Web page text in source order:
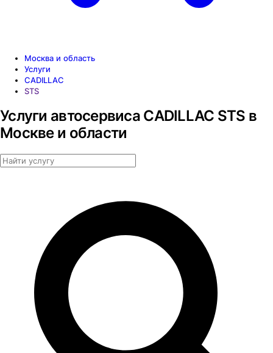
Москва и область
Услуги
CADILLAC
STS
Услуги автосервиса CADILLAC STS в
Москве и области